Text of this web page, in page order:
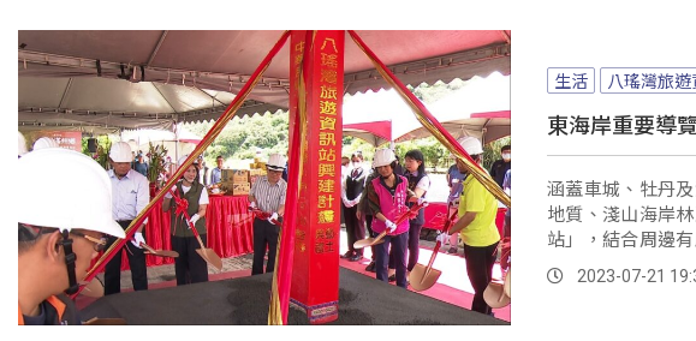
生活 八瑤灣旅
東海岸重要導
涵蓋車城、牡丹
地質、淺山海岸
站」，結合周邊
攻屏東東南端處處
2023-07-21